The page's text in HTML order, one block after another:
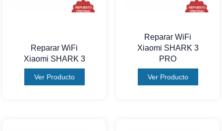
Reparar WiFi
Xiaomi SHARK 3
Ver Producto
Reparar WiFi
Xiaomi SHARK 3
PRO
Ver Producto